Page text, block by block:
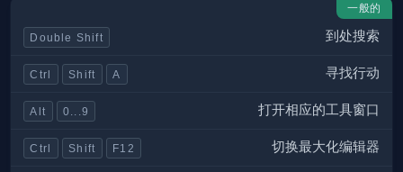
一般的
Double Shift 到处搜索
Ctrl Shift A 寻找行动
Alt 0...9 打开相应的工具窗口
Ctrl Shift F12 切换最大化编辑器